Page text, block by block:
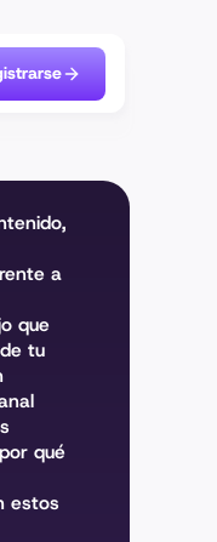
a
que
tu
qué
estos